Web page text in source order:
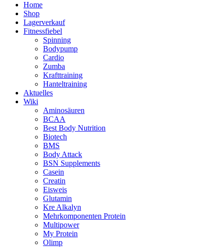
Home
Shop
Lagerverkauf
Fitnessfiebel
Spinning
Bodypump
Cardio
Zumba
Krafttraining
Hanteltraining
Aktuelles
Wiki
Aminosäuren
BCAA
Best Body Nutrition
Biotech
BMS
Body Attack
BSN Supplements
Casein
Creatin
Eisweis
Glutamin
Kre Alkalyn
Mehrkomponenten Protein
Multipower
My Protein
Olimp